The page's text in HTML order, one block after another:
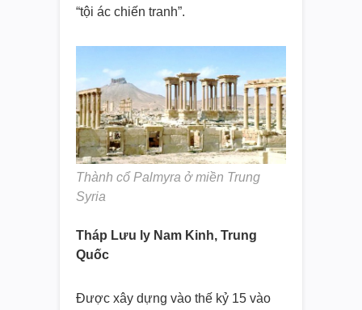
“tội ác chiến tranh”.
Thành cổ Palmyra ở miền Trung
Syria
Tháp Lưu ly Nam Kinh, Trung
Quốc
Được xây dựng vào thế kỷ 15 vào